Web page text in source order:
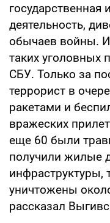
государственная
деятельность,
обычаев войны.
таких уголовных
СБУ. Только за
террорист в
ракетами и
вражеских
еще 60 были
получили жилые
уничтожены
рассказал